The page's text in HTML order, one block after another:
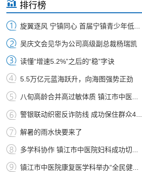
排行榜
旋翼逐风 宁镇同心 首届宁镇青少年低...
吴庆文会见华为公司高级副总裁杨瑞凯
读懂“增速5.2%”之后的“稳”字诀
5.5万亿元蓝海跃升，向海图强势正劲
八旬高龄合并高过敏体质 镇江市中医...
警银联动织密反诈防线 成功保住群众4...
解暑的雨水快要来了
多学科协作 镇江市中医院妇科成功切...
镇江市中医院康复医学科举办“全民健...